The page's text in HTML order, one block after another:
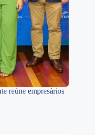
reúne empresários